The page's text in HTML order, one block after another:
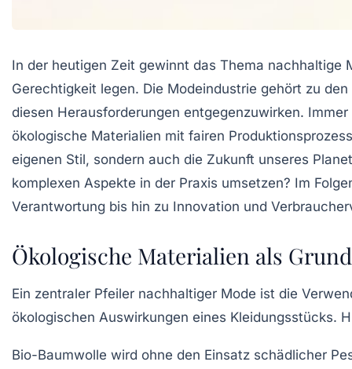
In der heutigen Zeit gewinnt das Thema nachhaltige
Gerechtigkeit legen. Die Modeindustrie gehört zu
diesen Herausforderungen entgegenzuwirken.
ökologische Materialien mit fairen
eigenen Stil, sondern auch die Zukunft unseres
komplexen Aspekte in der Praxis umsetzen? Im
Verantwortung bis hin zu Innovation und
Ökologische Materialien als
Ein zentraler Pfeiler nachhaltiger Mode ist die
ökologischen Auswirkungen eines Kleidungsstücks.
Bio-Baumwolle wird ohne den Einsatz schädlicher